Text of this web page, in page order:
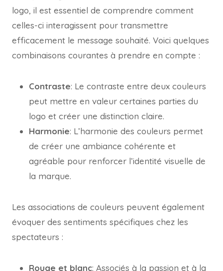
logo, il est essentiel de comprendre comment
celles-ci interagissent pour transmettre
efficacement le message souhaité. Voici quelques
combinaisons courantes à prendre en compte :
Contraste: Le contraste entre deux couleurs
peut mettre en valeur certaines parties du
logo et créer une distinction claire.
Harmonie: L’harmonie des couleurs permet
de créer une ambiance cohérente et
agréable pour renforcer l’identité visuelle de
la marque.
Les associations de couleurs peuvent également
évoquer des sentiments spécifiques chez les
spectateurs :
Rouge et blanc: Associés à la passion et à la